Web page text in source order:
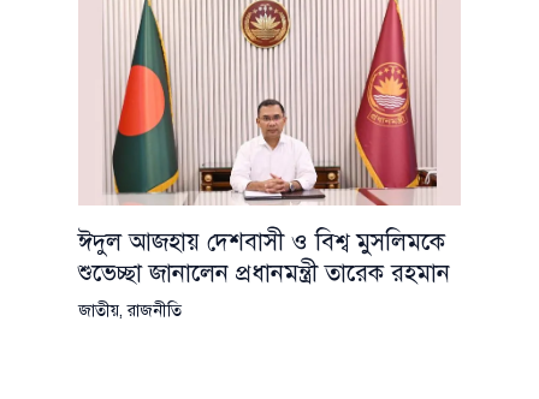
ঈদুল আজহায় দেশবাসী ও বিশ্ব মুসলিমকে
শুভেচ্ছা জানালেন প্রধানমন্ত্রী তারেক রহমান
জাতীয়,রাজনীতি